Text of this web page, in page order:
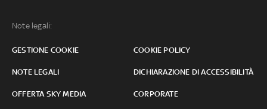
Note legali:
GESTIONE COOKIE COOKIE POLICY
NOTE LEGALI DICHIARAZIONE DI ACCESSIBILITÀ
OFFERTA SKY MEDIA CORPORATE